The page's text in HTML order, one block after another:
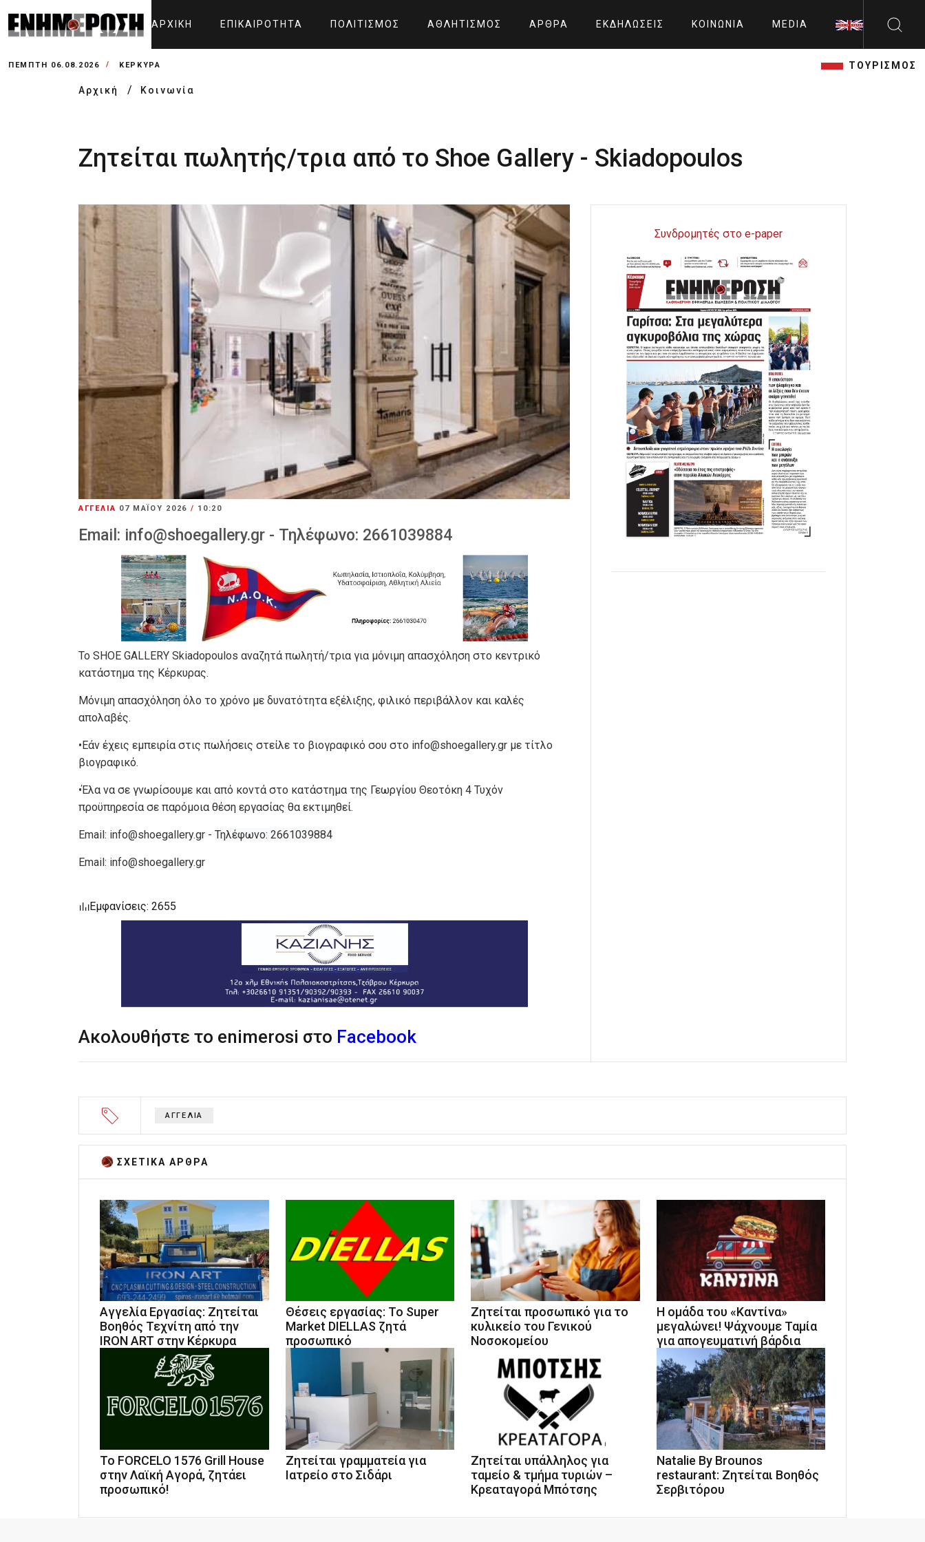
ΑΡΧΙΚΉ ΕΠΙΚΑΙΡΌΤΗΤΑ ΠΟΛΙΤΙΣΜΌΣ ΑΘΛΗΤΙΣΜΌΣ ΆΡΘΡΑ ΕΚΔΗΛΏΣΕΙΣ ΚΟΙΝΩΝΊΑ MEDIA
ΠΈΜΠΤΗ 06.08.2026 ΚΕΡΚΥΡΑ ΤΟΥΡΙΣΜΟΣ
Αρχική Κοινωνία
Ζητείται πωλητής/τρια από το Shoe Gallery - Skiadopoulos
ΑΓΓΕΛΙΑ 07 ΜΑΪ́ΟΥ 2026 / 10:20
Email: info@shoegallery.gr - Τηλέφωνο: 2661039884
Το SHOE GALLERY Skiadopoulos αναζητά πωλητή/τρια για μόνιμη απασχόληση στο κεντρικό
κατάστημα της Κέρκυρας.
Μόνιμη απασχόληση όλο το χρόνο με δυνατότητα εξέλιξης, φιλικό περιβάλλον και καλές
απολαβές.
•Εάν έχεις εμπειρία στις πωλήσεις στείλε το βιογραφικό σου στο info@shoegallery.gr με τίτλο
βιογραφικό.
•Έλα να σε γνωρίσουμε και από κοντά στο κατάστημα της Γεωργίου Θεοτόκη 4 Τυχόν
προϋπηρεσία σε παρόμοια θέση εργασίας θα εκτιμηθεί.
Email: info@shoegallery.gr - Τηλέφωνο: 2661039884
Email: info@shoegallery.gr
Εμφανίσεις: 2655
Ακολουθήστε το enimerosi στο Facebook
Συνδρομητές στο e-paper
ΑΓΓΕΛΙΑ
ΣΧΕΤΙΚA AΡΘΡΑ
Αγγελία Εργασίας: Ζητείται
Βοηθός Τεχνίτη από την
IRON ART στην Κέρκυρα
Θέσεις εργασίας: Το Super
Market DIELLAS ζητά
προσωπικό
Ζητείται προσωπικό για το
κυλικείο του Γενικού
Νοσοκομείου
Η ομάδα του «Καντίνα»
μεγαλώνει! Ψάχνουμε Ταμία
για απογευματινή βάρδια
Το FORCELO 1576 Grill House
στην Λαϊκή Αγορά, ζητάει
προσωπικό!
Ζητείται γραμματεία για
Ιατρείο στο Σιδάρι
Ζητείται υπάλληλος για
ταμείο & τμήμα τυριών –
Κρεαταγορά Μπότσης
Natalie By Brounos
restaurant: Ζητείται Βοηθός
Σερβιτόρου